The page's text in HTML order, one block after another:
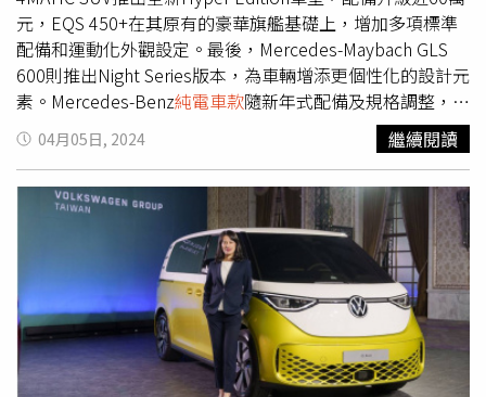
程碑，也同步推出「四重GO」慶祝活動，即日起至5月20
日，除送出LINE GO自遊租400元紀念券，LINE GO TAXI活
動首週提供Happy Hour四小時趟趟4折、還有週週抽首租免
單、福斯Golf小鋼炮0元起租等活動。另外，格上訂閱車與
YES!來電合體辦活動，訂閱包括Volvo XC40 Recharge、
Volvo C40 Recharge、Tesla Model 3等純電電動車款，即
送Yes Points 100點充電金。
元，EQS 450+在其原有的豪華旗艦基礎上，增加多項標準
配備和運動化外觀設定。最後，Mercedes-Maybach GLS
600則推出Night Series版本，為車輛增添更個性化的設計元
素。Mercedes-Benz純電車款隨新年式配備及規格調整，全
面採用充電孔電動外蓋設計，只需透過MBUX系統按下按
鈕，便可輕鬆開啟充電孔外蓋。高性能豪華子品牌
Mercedes-AMG 針對純電性能休旅EQE 43 4MATIC SUV推
出全新Hyper Edition，將價值近60萬元頂級配備列為標準
配備，包含從駕駛座延伸至副駕駛座寬達 141 公分的
HYPERSCREEN 超寬幅螢幕，提升座艙數位氛圍與娛樂，
並搭配AMG Nappa 真皮/MICROCUT高性能平底跑車方向
盤、AMG 高性能紅色煞車卡鉗，強化操控手感及熱血造型
設計。Mercedes-Maybach GLS 600 4MATIC 新增 Night
Series 套件，1,253 萬晉升極致奢華。（圖／Mercedes-
Benz提供）此外，全新EQE 43 4MATIC SUV Hyper Edition
04月05日, 2024 繼續閱讀